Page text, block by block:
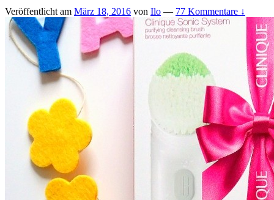
Veröffentlicht am März 18, 2016 von Ilo — 77 Kommentare ↓